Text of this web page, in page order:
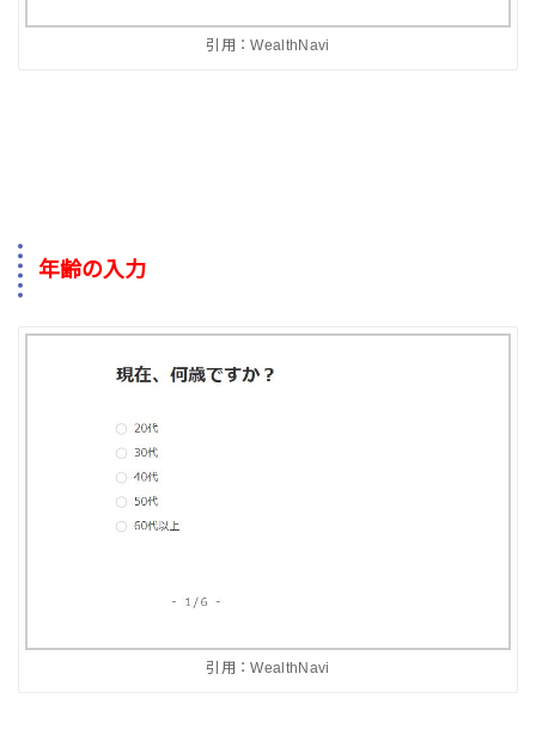
引用：WealthNavi
年齢の入力
引用：WealthNavi